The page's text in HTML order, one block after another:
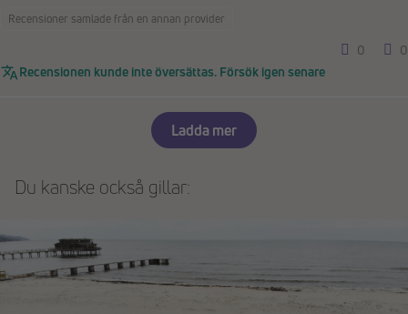
Recensioner samlade från en annan provider
0
0
Recensionen kunde inte översättas. Försök igen senare
Ladda mer
Du kanske också gillar: